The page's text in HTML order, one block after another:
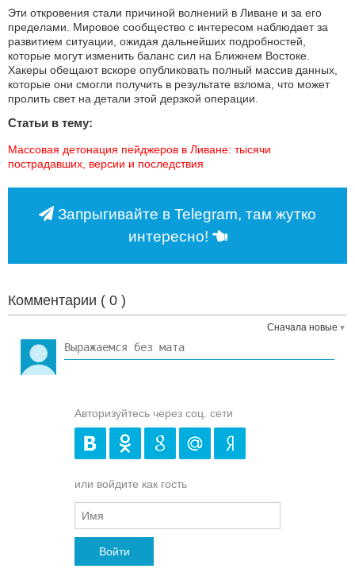
Эти откровения стали причиной волнений в Ливане и за его
пределами. Мировое сообщество с интересом наблюдает за
развитием ситуации, ожидая дальнейших подробностей,
которые могут изменить баланс сил на Ближнем Востоке.
Хакеры обещают вскоре опубликовать полный массив данных,
которые они смогли получить в результате взлома, что может
пролить свет на детали этой дерзкой операции.
Статьи в тему:
Массовая детонация пейджеров в Ливане: тысячи
пострадавших, версии и последствия
Запрыгивайте в Telegram, там жутко
интересно!
Комментарии ( 0 )
Сначала новые
Авторизуйтесь через соц. сети
или войдите как гость
Войти